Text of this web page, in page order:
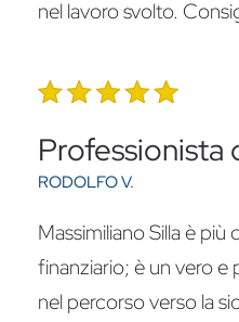
nel lavoro svolto.
Professionista
RODOLFO V.
Massimiliano Silla è più
finanziario; è un vero
nel percorso verso la